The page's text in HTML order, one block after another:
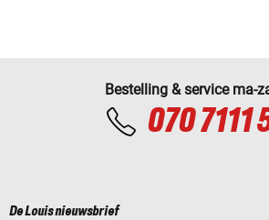
Bestelling & service ma-
070 7111
De Louis nieuwsbrief